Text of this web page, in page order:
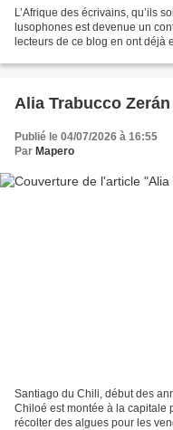
L’Afrique des écrivains, qu’ils
lusophones est devenue un
lecteurs de ce blog en ont déjà
Alia Trabucco
Publié le 04/07/2026 à 16:55
Par Mapero
Santiago du Chili, début des
Chiloé est montée à la capitale
récolter des algues pour les